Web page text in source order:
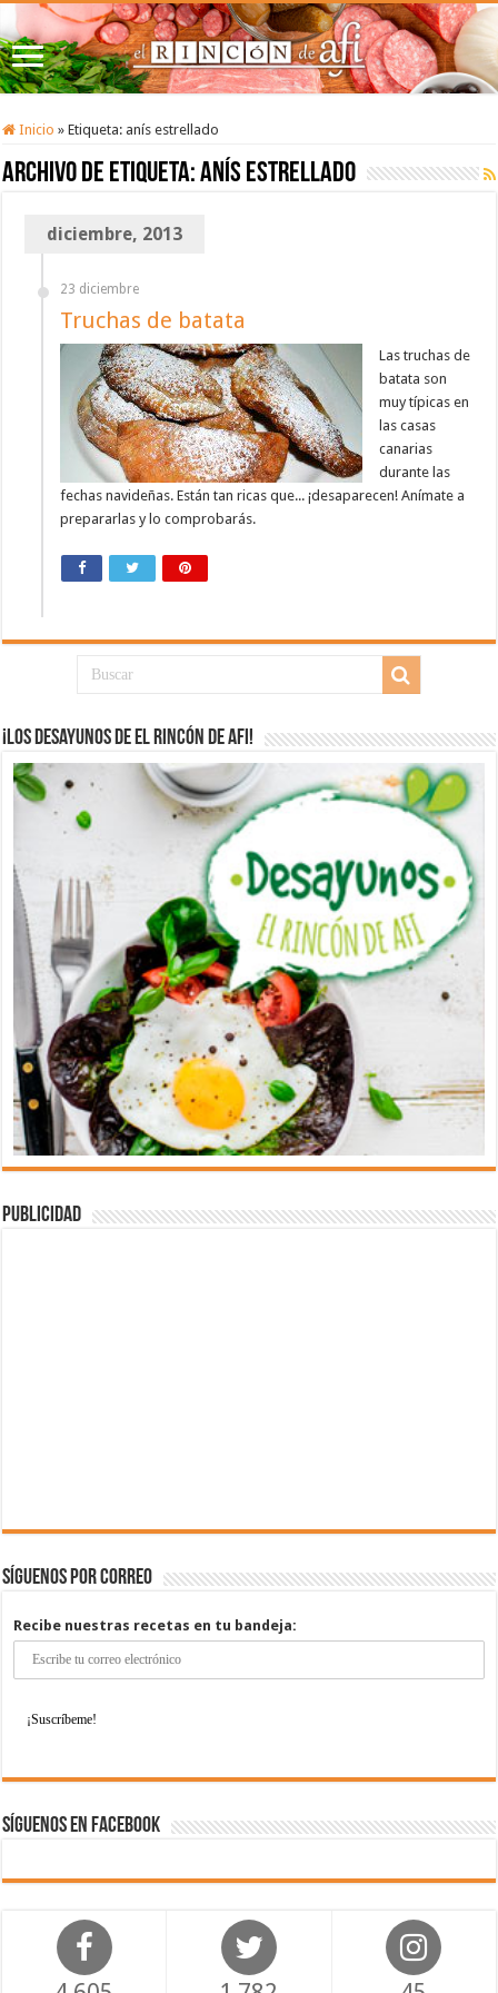
Inicio » Etiqueta: anís estrellado
Archivo de etiqueta:anís estrellado
diciembre, 2013
23 diciembre
Truchas de batata
Las truchas de
batata son
muy típicas en
las casas
canarias
durante las
fechas navideñas. Están tan ricas que... ¡desaparecen! Anímate a
prepararlas y lo comprobarás.
¡Los desayunos de El Rincón de Afi!
Publicidad
Síguenos por correo
Recibe nuestras recetas en tu bandeja:
Síguenos en Facebook